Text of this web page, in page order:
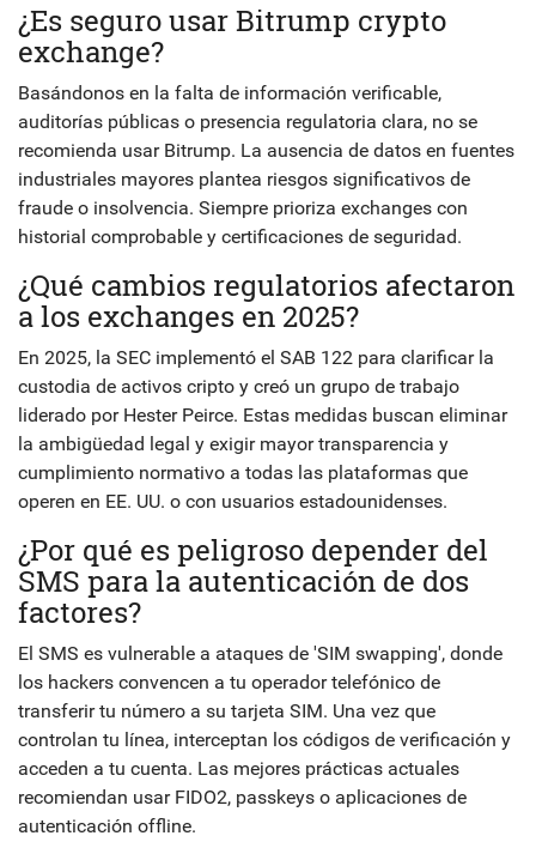
¿Es seguro usar Bitrump crypto
exchange?
Basándonos en la falta de información verificable,
auditorías públicas o presencia regulatoria clara, no se
recomienda usar Bitrump. La ausencia de datos en fuentes
industriales mayores plantea riesgos significativos de
fraude o insolvencia. Siempre prioriza exchanges con
historial comprobable y certificaciones de seguridad.
¿Qué cambios regulatorios afectaron
a los exchanges en 2025?
En 2025, la SEC implementó el SAB 122 para clarificar la
custodia de activos cripto y creó un grupo de trabajo
liderado por Hester Peirce. Estas medidas buscan eliminar
la ambigüedad legal y exigir mayor transparencia y
cumplimiento normativo a todas las plataformas que
operen en EE. UU. o con usuarios estadounidenses.
¿Por qué es peligroso depender del
SMS para la autenticación de dos
factores?
El SMS es vulnerable a ataques de 'SIM swapping', donde
los hackers convencen a tu operador telefónico de
transferir tu número a su tarjeta SIM. Una vez que
controlan tu línea, interceptan los códigos de verificación y
acceden a tu cuenta. Las mejores prácticas actuales
recomiendan usar FIDO2, passkeys o aplicaciones de
autenticación offline.